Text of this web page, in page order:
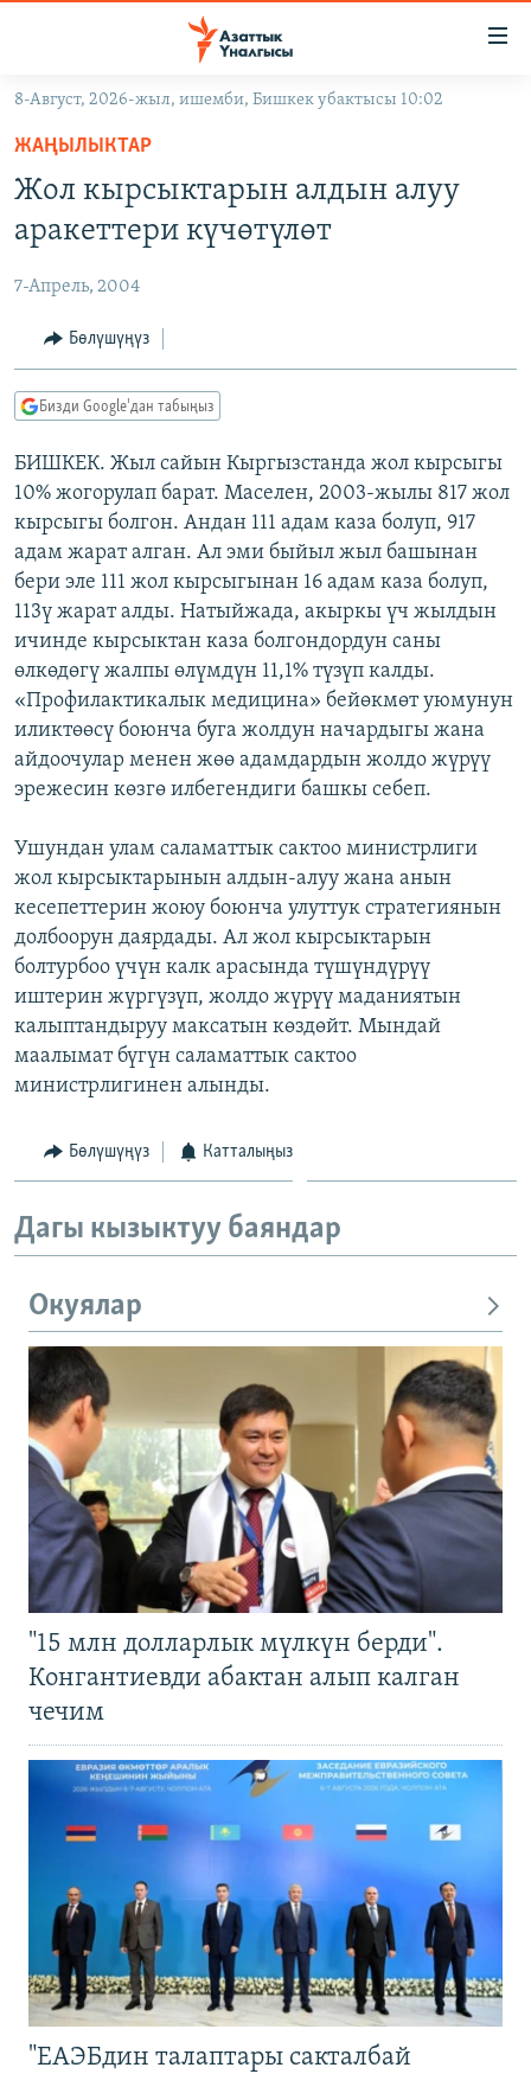
Навигацияга
өтүңүз
Издөөгө
салыңызКЫРГЫЗСТАН
ЭКОНОМИКА
МАДАНИЯТ
БОРБОР АЗИЯ
УКРАИНА
АТАЙЫН ИЛИКТӨӨ
ТВ ПРОГРАММАЛАР
ЭКСПЕРТТЕР ТАЛДАЙТ
БИЗ ЖАНА ДҮЙНӨ
ДАНИСТЕ
ЭЖЕ-СИҢДИЛЕР
ЫҢГАЙСЫЗ СУРООЛОР
ӨЗГӨЧӨ ПИКИР
Русский
ОНЛАЙН ШЕРИНЕ
ЭЕ/АРнун бардык сайттары
8-Август, 2026-жыл, ишемби, Бишкек убактысы 10:02
ЖАҢЫЛЫКТАР
Жол кырсыктарын алдын алуу
аракеттери күчөтүлөт
7-Апрель, 2004
Бөлүшүңүз
Бизди Google'дан табыңыз
БИШКЕК. Жыл сайын Кыргызстанда жол кырсыгы
10% жогорулап барат. Маселен, 2003-жылы 817 жол
кырсыгы болгон. Андан 111 адам каза болуп, 917
адам жарат алган. Ал эми быйыл жыл башынан
бери эле 111 жол кырсыгынан 16 адам каза болуп,
113ү жарат алды. Натыйжада, акыркы үч жылдын
ичинде кырсыктан каза болгондордун саны
өлкөдөгү жалпы өлүмдүн 11,1% түзүп калды.
«Профилактикалык медицина» бейөкмөт уюмунун
иликтөөсү боюнча буга жолдун начардыгы жана
айдоочулар менен жөө адамдардын жолдо жүрүү
эрежесин көзгө илбегендиги башкы себеп.
Ушундан улам саламаттык сактоо министрлиги
жол кырсыктарынын алдын-алуу жана анын
кесепеттерин жоюу боюнча улуттук стратегиянын
долбоорун даярдады. Ал жол кырсыктарын
болтурбоо үчүн калк арасында түшүндүрүү
иштерин жүргүзүп, жолдо жүрүү маданиятын
калыптандыруу максатын көздөйт. Мындай
маалымат бүгүн саламаттык сактоо
министрлигинен алынды.
Бөлүшүңүз Катталыңыз
Дагы кызыктуу баяндар
Окуялар
"15 млн долларлык мүлкүн берди".
Конгантиевди абактан алып калган
чечим
"ЕАЭБдин талаптары сакталбай